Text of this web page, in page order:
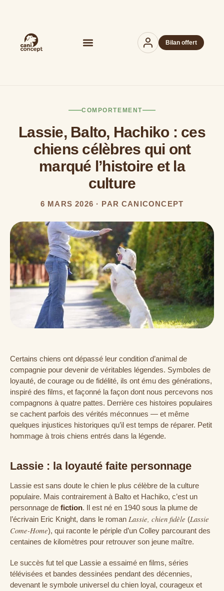
Bilan offert
COMPORTEMENT
Lassie, Balto, Hachiko : ces
chiens célèbres qui ont
marqué l’histoire et la
culture
6 MARS 2026 · PAR CANICONCEPT
Certains chiens ont dépassé leur condition d’animal de
compagnie pour devenir de véritables légendes. Symboles de
loyauté, de courage ou de fidélité, ils ont ému des générations,
inspiré des films, et façonné la façon dont nous percevons nos
compagnons à quatre pattes. Derrière ces histoires populaires
se cachent parfois des vérités méconnues — et même
quelques injustices historiques qu’il est temps de réparer. Petit
hommage à trois chiens entrés dans la légende.
Lassie : la loyauté faite personnage
Lassie est sans doute le chien le plus célèbre de la culture
populaire. Mais contrairement à Balto et Hachiko, c’est un
personnage de fiction. Il est né en 1940 sous la plume de
l’écrivain Eric Knight, dans le roman Lassie, chien fidèle (Lassie
Come-Home), qui raconte le périple d’un Colley parcourant des
centaines de kilomètres pour retrouver son jeune maître.
Le succès fut tel que Lassie a essaimé en films, séries
télévisées et bandes dessinées pendant des décennies,
devenant le symbole universel du chien loyal, courageux et